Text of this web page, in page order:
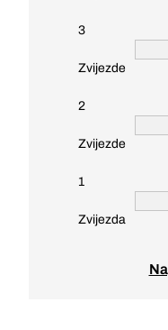
3
Zvijezde
2
Zvijezde
1
Zvijezda